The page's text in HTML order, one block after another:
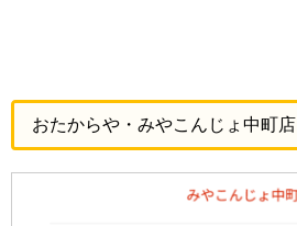
おたからや・みやこんじょ中町店